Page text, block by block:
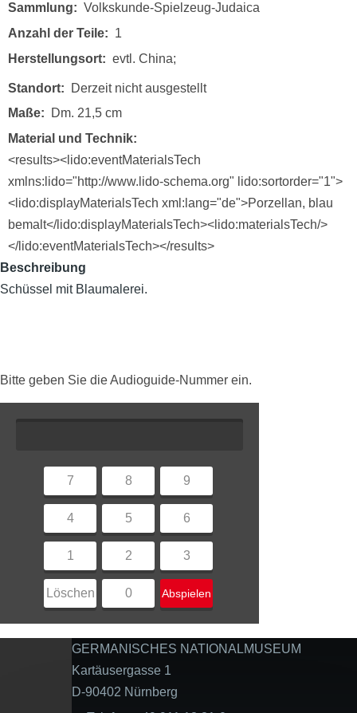
Sammlung
Volkskunde-Spielzeug-Judaica
Anzahl der Teile
1
Herstellungsort
evtl. China;
Standort
Derzeit nicht ausgestellt
Maße
Dm. 21,5 cm
Material und Technik
<results><lido:eventMaterialsTech
xmlns:lido="http://www.lido-schema.org" lido:sortorder="1">
<lido:displayMaterialsTech xml:lang="de">Porzellan, blau
bemalt</lido:displayMaterialsTech><lido:materialsTech/>
</lido:eventMaterialsTech></results>
Beschreibung
Schüssel mit Blaumalerei.
Bitte geben Sie die Audioguide-Nummer ein.
7 8 9
4 5 6
1 2 3
Löschen 0 Abspielen
GERMANISCHES NATIONALMUSEUM
Kartäusergasse 1
D-90402 Nürnberg